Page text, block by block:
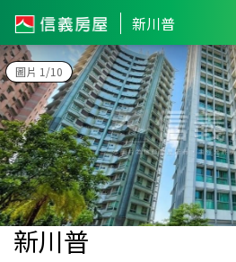
新川普
圖片 1/10
新川普